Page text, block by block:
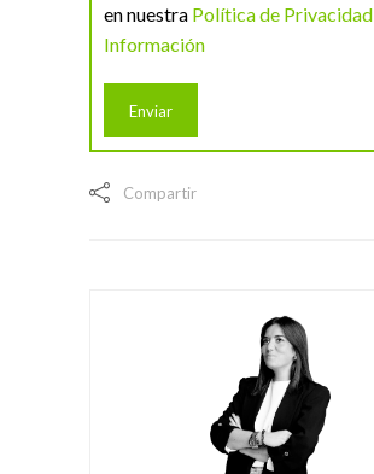
en nuestra Política de Privacidad
Información
Compartir